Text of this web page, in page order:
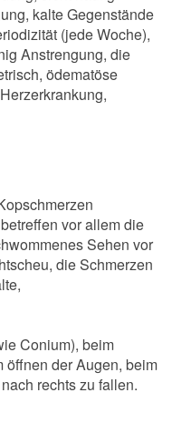
kalte Gegenstände
(jede Woche),
Anstrengung, die
ödematöse
vor allem die
Sehen vor
die Schmerzen
Conium), beim
öffnen der Augen, beim
rechts zu fallen.